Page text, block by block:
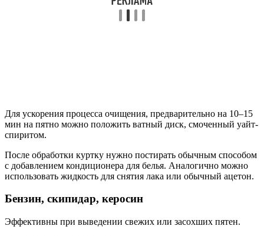
Для ускорения процесса очищения, предварительно на 10–15
мин на пятно можно положить ватный диск, смоченный уайт-
спиритом.
После обработки куртку нужно постирать обычным способом
с добавлением кондиционера для белья. Аналогично можно
использовать жидкость для снятия лака или обычный ацетон.
Бензин, скипидар, керосин
Эффективны при выведении свежих или засохших пятен.